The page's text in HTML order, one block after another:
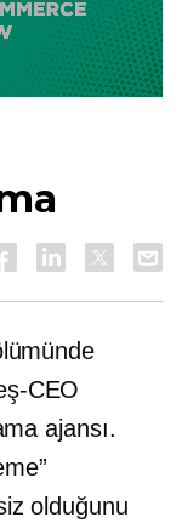
CEO
ajansı.
olduğunu